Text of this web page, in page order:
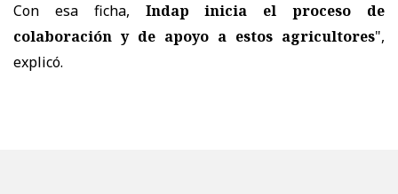
Con esa ficha, Indap inicia el proceso de
colaboración y de apoyo a estos agricultores",
explicó.